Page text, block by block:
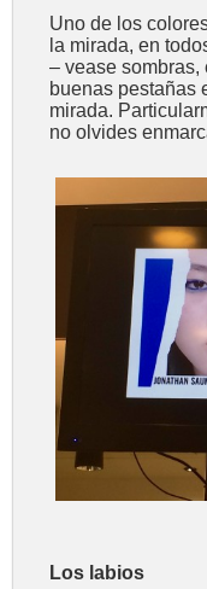
Uno de los
la mirada, en
– vease
buenas pestañas
mirada.
no olvides
Los labios